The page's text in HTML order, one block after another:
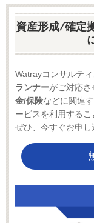
資産形成/確定
Watrayコンサルティ
ランナーがご対応さ
金/保険などに関連
ービスを利用するこ
ぜひ、今すぐお申し